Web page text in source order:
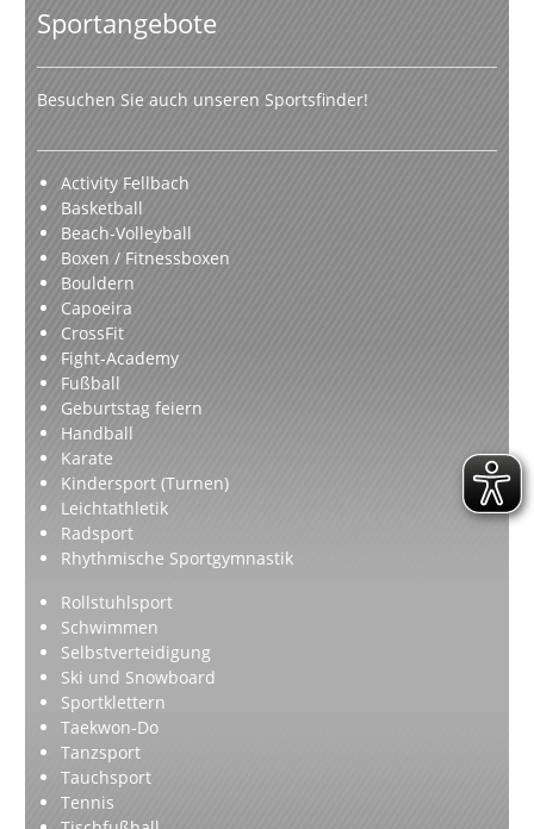
Sportangebote
Besuchen Sie auch unseren Sportsfinder!
Activity Fellbach
Basketball
Beach-Volleyball
Boxen / Fitnessboxen
Bouldern
Capoeira
CrossFit
Fight-Academy
Fußball
Geburtstag feiern
Handball
Karate
Kindersport (Turnen)
Leichtathletik
Radsport
Rhythmische Sportgymnastik
Rollstuhlsport
Schwimmen
Selbstverteidigung
Ski und Snowboard
Sportklettern
Taekwon-Do
Tanzsport
Tauchsport
Tennis